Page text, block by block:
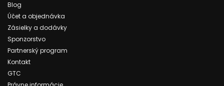
Blog
Účet a objednávka
Zásielky a dodávky
Sponzorstvo
Partnerský program
Kontakt
GTC